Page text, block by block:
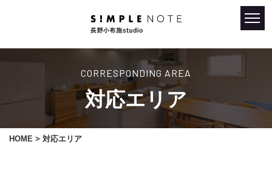
CORRESPONDING AREA
対応エリア
HOME > 対応エリア